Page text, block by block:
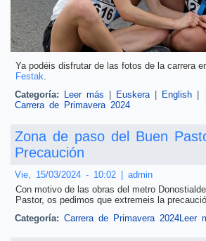
Ya podéis disfrutar de las fotos de la carrera
Festak.
Leer más sobre Fotos de la
Euskera| English|
Categoría:
Carrera de Primavera 2024
Zona de paso del Buen
Precaución
Vie, 15/03/2024 - 10:02| admin
Con motivo de las obras del metro
Pastor, os pedimos que extremeis la
Leer
Categoría: Carrera de Primavera 2024